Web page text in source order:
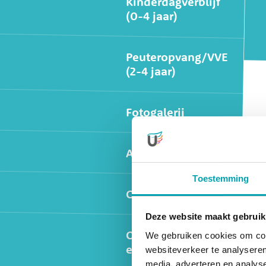
Toestemming
Deze website maakt
We gebruiken cookies om
websiteverkeer te
media, adverteren en
(0-4 jaar)
Peuteropvang/VVE
(2-4 jaar)
Fotogalerij
Activiteiten
Ophalen scholen
Oudercommissie
en Inspectie